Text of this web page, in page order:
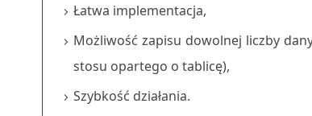
Łatwa implementacja,
Możliwość zapisu dowolnej liczby
stosu opartego o tablicę),
Szybkość działania.